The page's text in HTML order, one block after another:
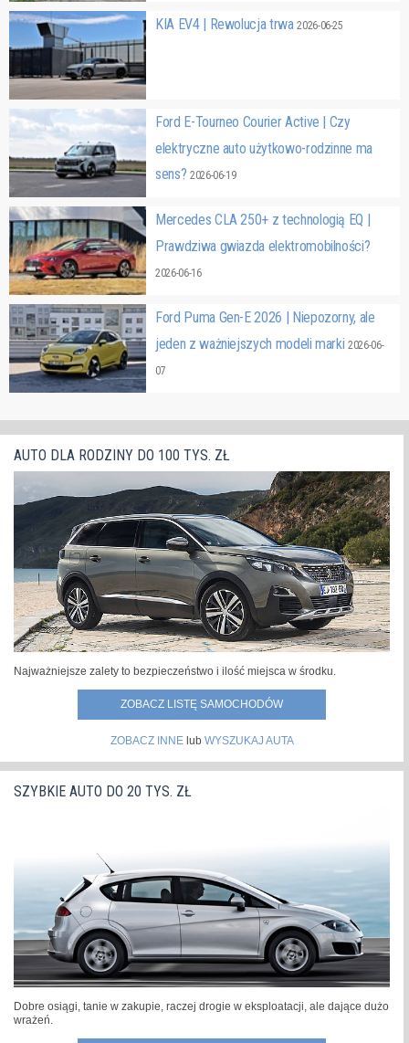
KIA EV4 | Rewolucja trwa2026-06-25
Ford E-Tourneo Courier Active | Czy
elektryczne auto użytkowo-rodzinne ma
sens? 2026-06-19
Mercedes CLA 250+ z technologią EQ |
Prawdziwa gwiazda elektromobilności?
2026-06-16
Ford Puma Gen-E 2026 | Niepozorny, ale
jeden z ważniejszych modeli marki2026-06-
07
AUTO DLA RODZINY DO 100 TYS. ZŁ
Najważniejsze zalety to bezpieczeństwo i ilość miejsca w środku.
ZOBACZ LISTĘ SAMOCHODÓW
ZOBACZ INNElub WYSZUKAJ AUTA
SZYBKIE AUTO DO 20 TYS. ZŁ
Dobre osiągi, tanie w zakupie, raczej drogie w eksploatacji, ale dające dużo
wrażeń.